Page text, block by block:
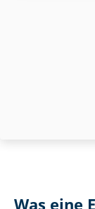
Was eine